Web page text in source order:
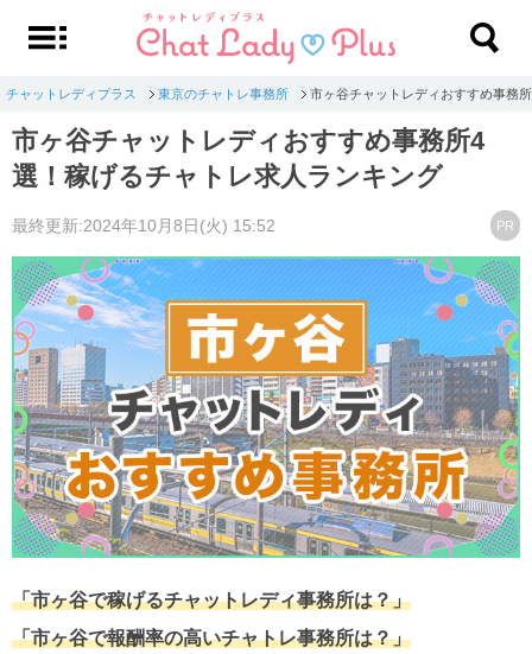
チャットレディプラス 東京のチャトレ事務所 市ヶ谷チャットレディおすすめ事務
市ヶ谷チャットレディおすすめ事務所4
選！稼げるチャトレ求人ランキング
最終更新:2024年10月8日(火) 15:52 PR
「市ヶ谷で稼げるチャットレディ事務所は？」
「市ヶ谷で報酬率の高いチャトレ事務所は？」